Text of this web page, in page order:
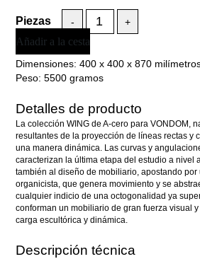
- +
Añadir a la cesta
Dimensiones: 400 x 400 x 870
Peso: 5500 gramos
Detalles de producto
La colección WING de A-cero para VONDOM,
resultantes de la proyección de líneas rectas y
una manera dinámica. Las curvas y
caracterizan la última etapa del estudio a nivel
también al diseño de mobiliario, apostando
organicista, que genera movimiento y se
cualquier indicio de una octogonalidad ya
conforman un mobiliario de gran fuerza visual
carga escultórica y dinámica.
Descripción técnica